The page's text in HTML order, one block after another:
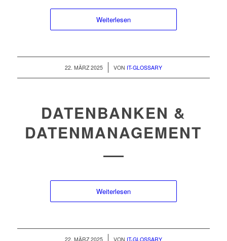
Weiterlesen
22. MÄRZ 2025
/ VON IT-GLOSSARY
DATENBANKEN &
DATENMANAGEMENT
Weiterlesen
22. MÄRZ 2025
/ VON IT-GLOSSARY